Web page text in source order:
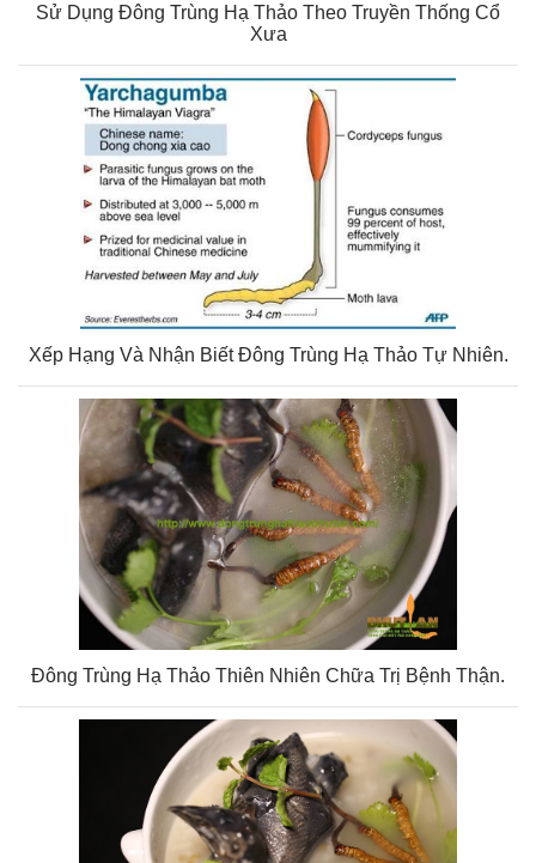
Sử Dụng Đông Trùng Hạ Thảo Theo Truyền Thống Cổ
Xưa
Xếp Hạng Và Nhận Biết Đông Trùng Hạ Thảo Tự Nhiên.
Đông Trùng Hạ Thảo Thiên Nhiên Chữa Trị Bệnh Thận.